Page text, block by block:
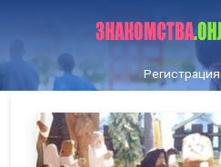
Регистрация